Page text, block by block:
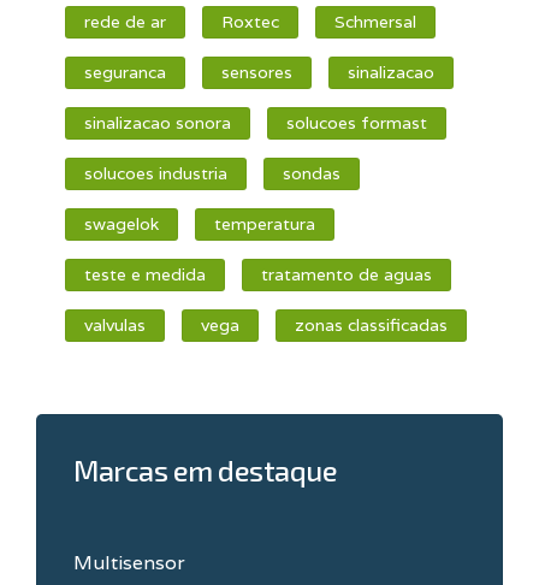
rede de ar Roxtec Schmersal
seguranca sensores sinalizacao
sinalizacao sonora solucoes formast
solucoes industria sondas
swagelok temperatura
teste e medida tratamento de aguas
valvulas vega zonas classificadas
Marcas em destaque
Multisensor